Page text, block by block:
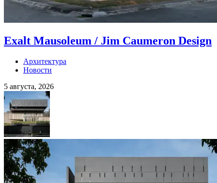
Exalt Mausoleum / Jim Caumeron Design
Архитектура
Новости
5 августа, 2026